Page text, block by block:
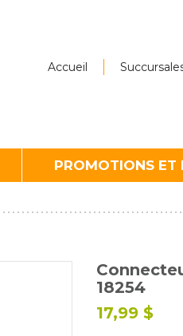
Accueil
PROMOTIONS ET
18254
17,99 $